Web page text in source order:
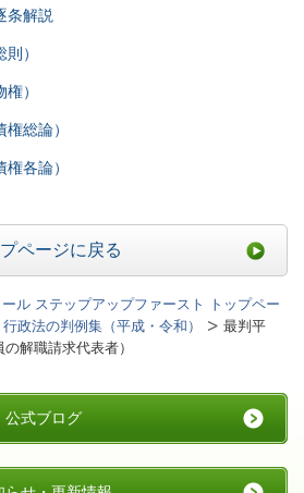
条解説
）
）
総論）
各論）
プページに戻る
ル ステップアップファースト トップペー
行政法の判例集（平成・令和）
最判平
解職請求代表者）
公式ブログ